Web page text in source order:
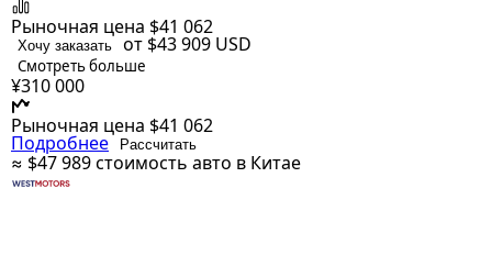
Рыночная цена $41 062
Хочу заказать от $43 909 USD
Смотреть больше
¥310 000
Рыночная цена $41 062
Подробнее Рассчитать
≈ $47 989стоимость авто в Китае